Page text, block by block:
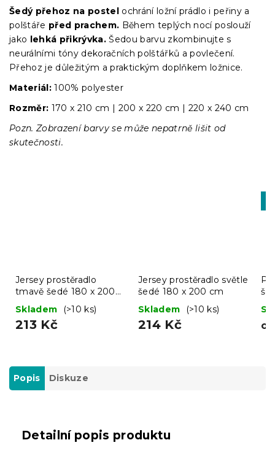
Šedý přehoz na postel ochrání ložní prádlo i peřiny a
polštáře před prachem. Během teplých nocí poslouží
jako lehká přikrývka. Šedou barvu zkombinujte s
neurálními tóny dekoračních polštářků a povlečení.
Přehoz je důležitým a praktickým doplňkem ložnice.
Materiál:100% polyester
Rozměr: 170 x 210 cm | 200 x 220 cm | 220 x 240 cm
Pozn. Zobrazení barvy se může nepatrně lišit od
skutečnosti.
Jersey prostěradlo
tmavě šedé 180 x 200
cm
Skladem (>10 ks)
213 Kč
Jersey prostěradlo světle
šedé 180 x 200 cm
Skladem
(>10 ks)
214 Kč od
Popis Diskuze
Detailní popis produktu